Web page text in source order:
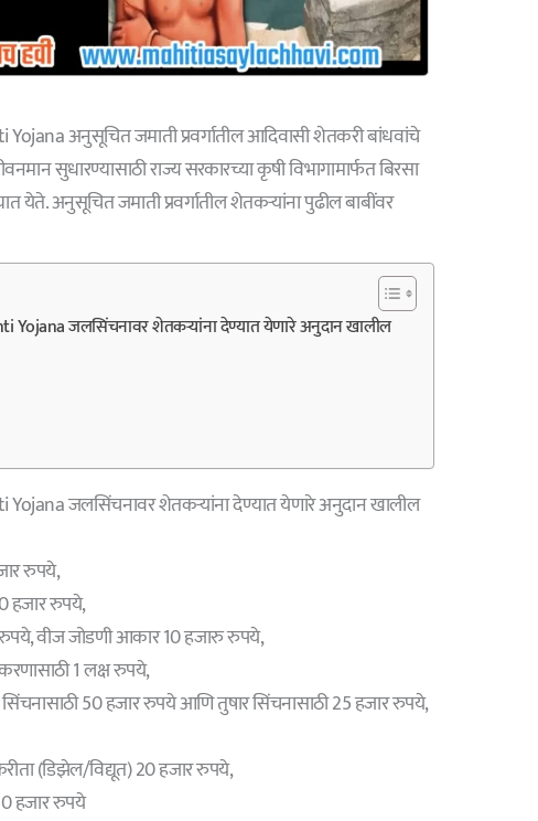
अनुसूचित जमाती प्रवर्गातील आदिवासी शेतकरी बांधवांचे
सुधारण्यासाठी राज्य सरकारच्या कृषी विभागामार्फत बिरसा
येते. अनुसूचित जमाती प्रवर्गातील शेतकऱ्यांना पुढील बाबींवर
Yojana जलसिंचनावर शेतकऱ्यांना देण्यात येणारे अनुदान खालील
जलसिंचनावर शेतकऱ्यांना देण्यात येणारे अनुदान खालील
रुपये,
हजार रुपये,
वीज जोडणी आकार 10 हजारु रुपये,
1 लक्ष रुपये,
50 हजार रुपये आणि तुषार सिंचनासाठी 25 हजार रुपये,
(डिझेल/विद्यूत) 20 हजार रुपये,
हजार रुपये